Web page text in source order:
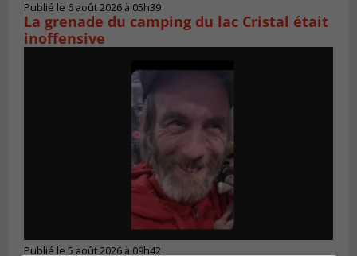
Publié le 6 août 2026 à 05h39
La grenade du camping du lac Cristal était
inoffensive
Publié le 5 août 2026 à 09h42